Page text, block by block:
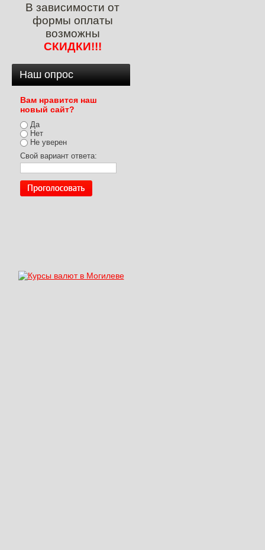
В зависимости от
формы оплаты
возможны
СКИДКИ!!!
Наш опрос
Вам нравится наш
новый сайт?
Да
Нет
Не уверен
Свой вариант ответа: